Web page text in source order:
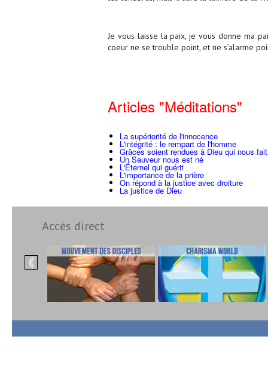
Je vous laisse la paix, je vous donne ma
coeur ne se trouble point, et ne s’alarme
Articles "Méditations"
La supériorité de l'innocence
L'intégrité : le rempart de l'homme
Grâces soient rendues à Dieu qui nous
Un Sauveur nous est né
L'Éternel qui guérit
L'importance de la prière
On répond à la justice avec droiture
La justice de Dieu
Accès direct